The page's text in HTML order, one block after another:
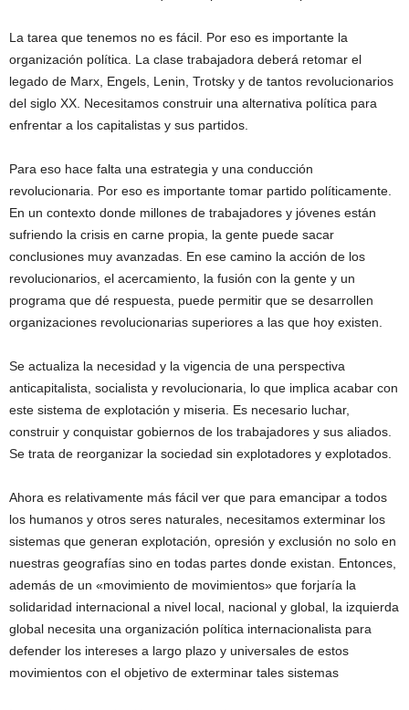
La tarea que tenemos no es fácil. Por eso es importante la
organización política. La clase trabajadora deberá retomar el
legado de Marx, Engels, Lenin, Trotsky y de tantos revolucionarios
del siglo XX. Necesitamos construir una alternativa política para
enfrentar a los capitalistas y sus partidos.
Para eso hace falta una estrategia y una conducción
revolucionaria. Por eso es importante tomar partido políticamente.
En un contexto donde millones de trabajadores y jóvenes están
sufriendo la crisis en carne propia, la gente puede sacar
conclusiones muy avanzadas. En ese camino la acción de los
revolucionarios, el acercamiento, la fusión con la gente y un
programa que dé respuesta, puede permitir que se desarrollen
organizaciones revolucionarias superiores a las que hoy existen.
Se actualiza la necesidad y la vigencia de una perspectiva
anticapitalista, socialista y revolucionaria, lo que implica acabar con
este sistema de explotación y miseria. Es necesario luchar,
construir y conquistar gobiernos de los trabajadores y sus aliados.
Se trata de reorganizar la sociedad sin explotadores y explotados.
Ahora es relativamente más fácil ver que para emancipar a todos
los humanos y otros seres naturales, necesitamos exterminar los
sistemas que generan explotación, opresión y exclusión no solo en
nuestras geografías sino en todas partes donde existan. Entonces,
además de un «movimiento de movimientos» que forjaría la
solidaridad internacional a nivel local, nacional y global, la izquierda
global necesita una organización política internacionalista para
defender los intereses a largo plazo y universales de estos
movimientos con el objetivo de exterminar tales sistemas